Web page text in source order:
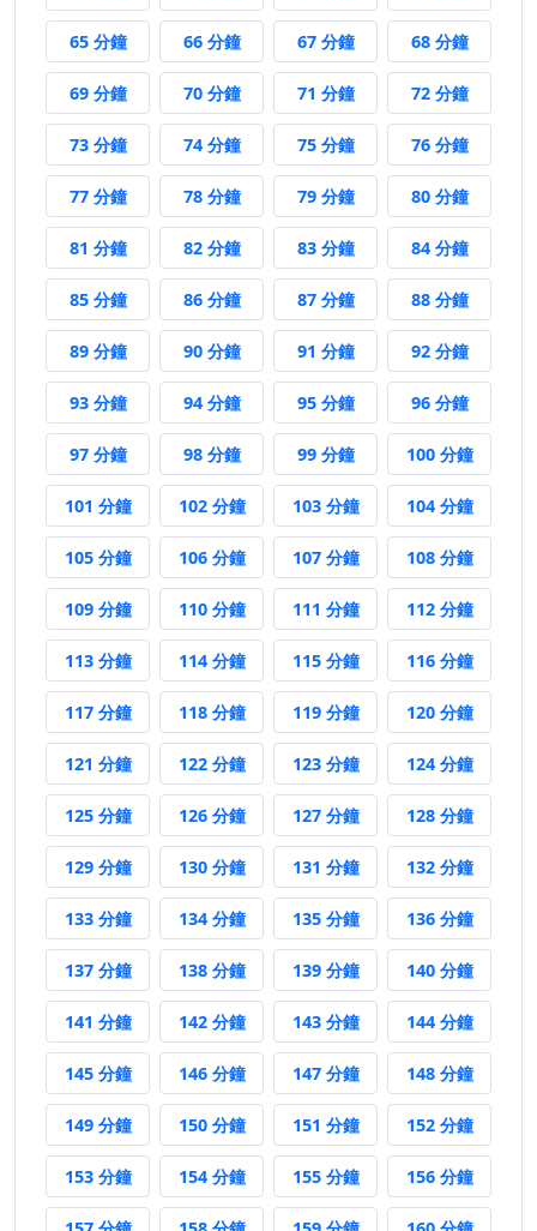
65 分鐘65 分鐘後66 分鐘66 分鐘後67 分鐘67 分鐘後68 分鐘68 分鐘
69 分鐘69 分鐘後70 分鐘70 分鐘後71 分鐘71 分鐘後72 分鐘72 分鐘
73 分鐘73 分鐘後74 分鐘74 分鐘後75 分鐘75 分鐘後76 分鐘76 分鐘
77 分鐘77 分鐘後78 分鐘78 分鐘後79 分鐘79 分鐘後80 分鐘80 分鐘
81 分鐘81 分鐘後82 分鐘82 分鐘後83 分鐘83 分鐘後84 分鐘84 分鐘
85 分鐘85 分鐘後86 分鐘86 分鐘後87 分鐘87 分鐘後88 分鐘88 分鐘
89 分鐘89 分鐘後90 分鐘90 分鐘後91 分鐘91 分鐘後92 分鐘92 分鐘
93 分鐘93 分鐘後94 分鐘94 分鐘後95 分鐘95 分鐘後96 分鐘96 分鐘
97 分鐘97 分鐘後98 分鐘98 分鐘後99 分鐘99 分鐘後100 分鐘100 分
101 分鐘101 分鐘後102 分鐘102 分鐘後103 分鐘103 分鐘後104 分鐘104 分
105 分鐘105 分鐘後106 分鐘106 分鐘後107 分鐘107 分鐘後108 分鐘108 分
109 分鐘109 分鐘後110 分鐘110 分鐘後111 分鐘111 分鐘後112 分鐘112 分
113 分鐘113 分鐘後114 分鐘114 分鐘後115 分鐘115 分鐘後116 分鐘116 分
117 分鐘117 分鐘後118 分鐘118 分鐘後119 分鐘119 分鐘後120 分鐘120 分
121 分鐘121 分鐘後122 分鐘122 分鐘後123 分鐘123 分鐘後124 分鐘124 分
125 分鐘125 分鐘後126 分鐘126 分鐘後127 分鐘127 分鐘後128 分鐘128 分
129 分鐘129 分鐘後130 分鐘130 分鐘後131 分鐘131 分鐘後132 分鐘132 分
133 分鐘133 分鐘後134 分鐘134 分鐘後135 分鐘135 分鐘後136 分鐘136 分
137 分鐘137 分鐘後138 分鐘138 分鐘後139 分鐘139 分鐘後140 分鐘140 分
141 分鐘141 分鐘後142 分鐘142 分鐘後143 分鐘143 分鐘後144 分鐘144 分
145 分鐘145 分鐘後146 分鐘146 分鐘後147 分鐘147 分鐘後148 分鐘148 分
149 分鐘149 分鐘後150 分鐘150 分鐘後151 分鐘151 分鐘後152 分鐘152 分
153 分鐘153 分鐘後154 分鐘154 分鐘後155 分鐘155 分鐘後156 分鐘156 分